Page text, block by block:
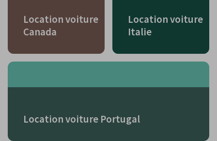
Location voiture
Canada
Location voiture
Italie
Location voiture Portugal